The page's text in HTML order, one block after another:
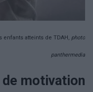
atteints de TDAH, photo
panthermedia
de motivation